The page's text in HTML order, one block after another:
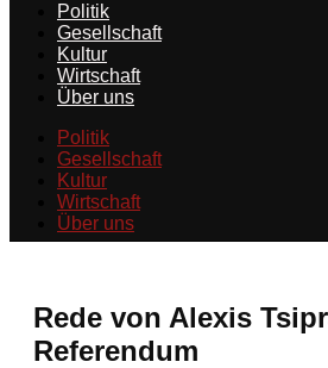
Politik
Gesellschaft
Kultur
Wirtschaft
Über uns
Politik
Gesellschaft
Kultur
Wirtschaft
Über uns
Rede von Alexis
Referendum